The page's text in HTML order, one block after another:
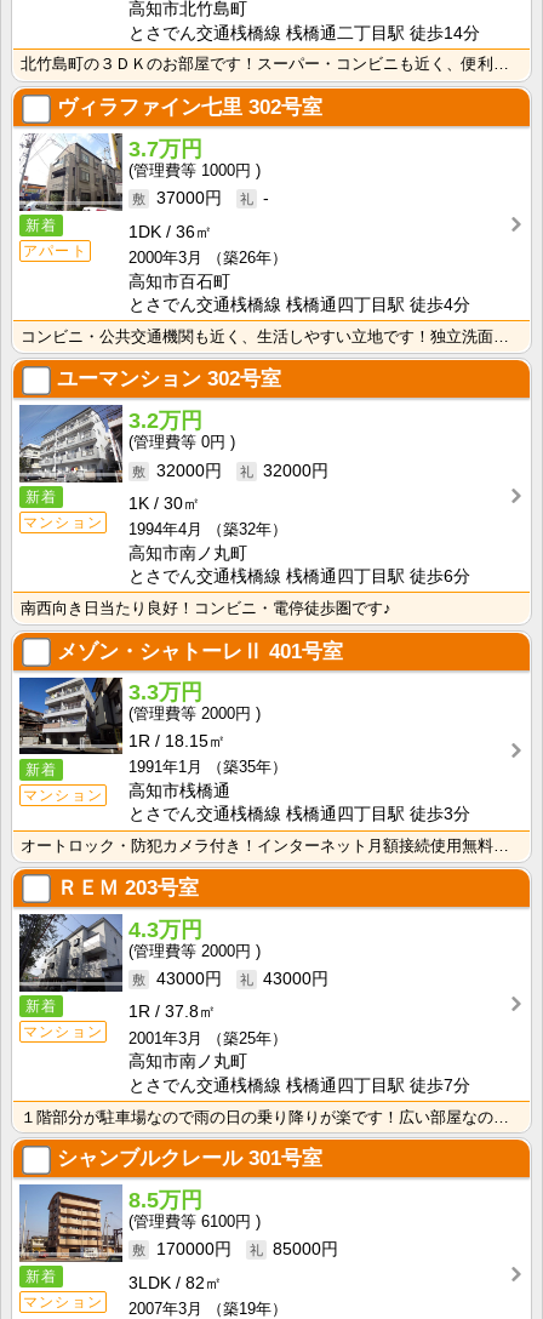
高知市北竹島町
とさでん交通桟橋線 桟橋通二丁目駅 徒歩14分
北竹島町の３ＤＫのお部屋です！スーパー・コンビニも近く、便利な立地です！ 独立洗面台が付いているので･･･
ヴィラファイン七里 302号室
新着
アパート
3.7万円
1000円
37000円
-
1DK
36㎡
2000年3月
（築26年）
高知市百石町
とさでん交通桟橋線 桟橋通四丁目駅 徒歩4分
ユーマンション 302号室
新着
マンション
3.2万円
0円
32000円
32000円
1K
30㎡
1994年4月
（築32年）
高知市南ノ丸町
とさでん交通桟橋線 桟橋通四丁目駅 徒歩6分
南西向き日当たり良好！コンビニ・電停徒歩圏です♪
メゾン・シャトーレⅡ 401号室
新着
マンション
3.3万円
2000円
1R
18.15㎡
1991年1月
（築35年）
高知市桟橋通
とさでん交通桟橋線 桟橋通四丁目駅 徒歩3分
ＲＥＭ 203号室
新着
マンション
4.3万円
2000円
43000円
43000円
1R
37.8㎡
2001年3月
（築25年）
高知市南ノ丸町
とさでん交通桟橋線 桟橋通四丁目駅 徒歩7分
シャンブルクレール301号室
新着
マンション
8.5万円
6100円
170000円
85000円
3LDK
82㎡
2007年3月
（築19年）